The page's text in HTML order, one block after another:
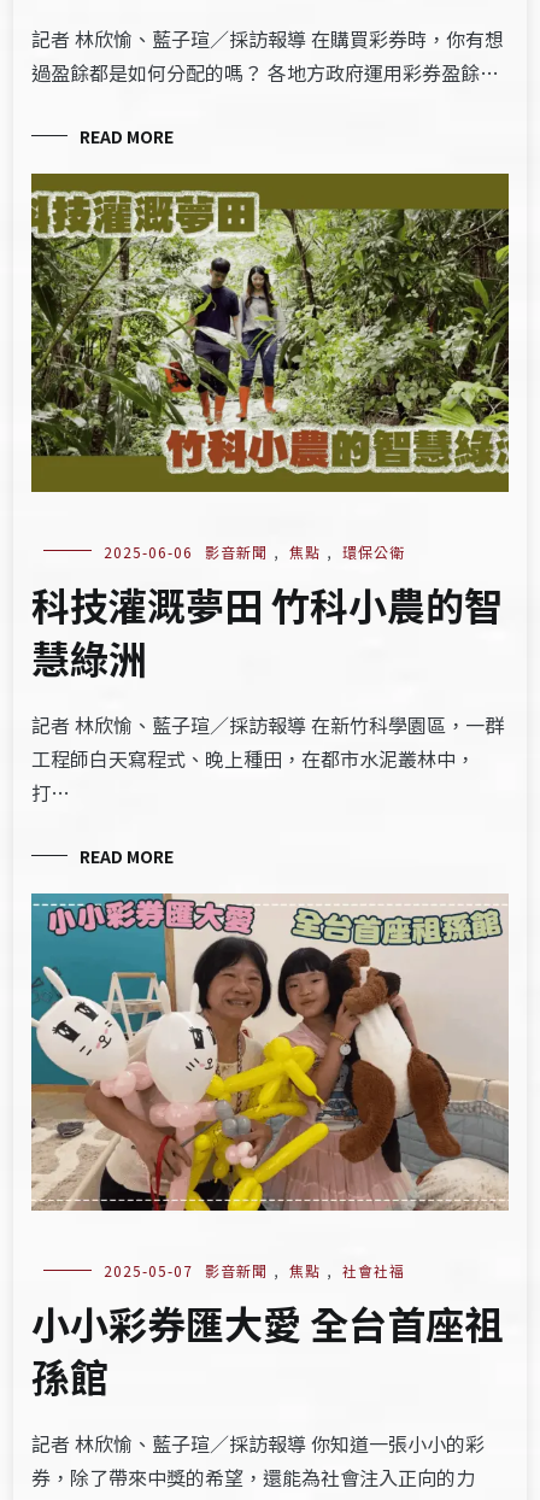
記者 林欣愉、藍子瑄／採訪報導 在購買彩券時，你有想
過盈餘都是如何分配的嗎？ 各地方政府運用彩券盈餘…
READ MORE
2025-06-06 影音新聞 , 焦點 , 環保公衛
科技灌溉夢田 竹科小農的智
慧綠洲
記者 林欣愉、藍子瑄／採訪報導 在新竹科學園區，一群
工程師白天寫程式、晚上種田，在都市水泥叢林中，
打…
READ MORE
2025-05-07 影音新聞 , 焦點 , 社會社福
小小彩券匯大愛 全台首座祖
孫館
記者 林欣愉、藍子瑄／採訪報導 你知道一張小小的彩
券，除了帶來中獎的希望，還能為社會注入正向的力